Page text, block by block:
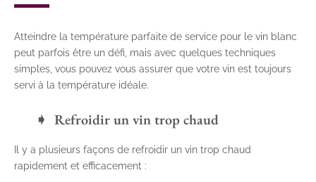
Atteindre la température parfaite de service pour le vin blanc
peut parfois être un défi, mais avec quelques techniques
simples, vous pouvez vous assurer que votre vin est toujours
servi à la température idéale.
Refroidir un vin trop chaud
Il y a plusieurs façons de refroidir un vin trop chaud
rapidement et efficacement :